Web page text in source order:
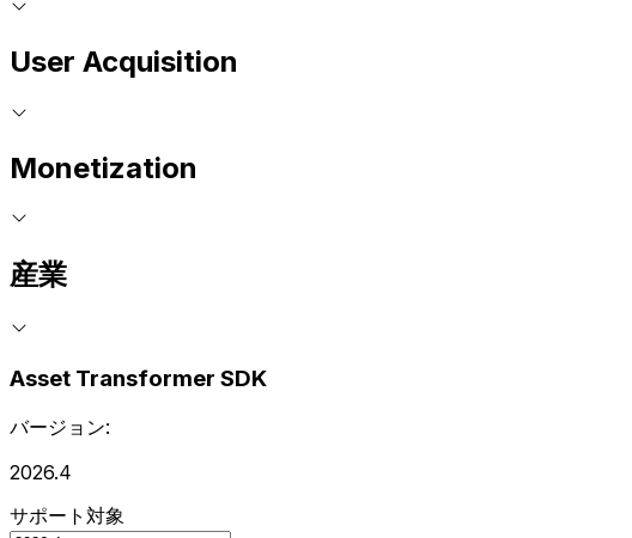
User Acquisition
Monetization
産業
Asset Transformer SDK
バージョン:
2026.4
サポート対象